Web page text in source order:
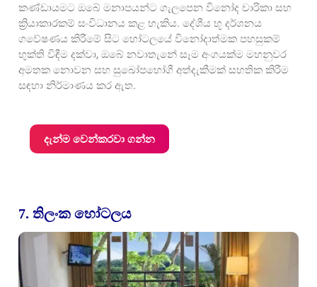
කණ්ඩායමට ඔබේ මනාපයන්ට ගැලපෙන විනෝද චාරිකා සහ
ක්‍රියාකාරකම් සංවිධානය කළ හැකිය. දේශීය භූ දර්ශනය
ගවේෂණය කිරීමේ සිට හෝටලයේ විනෝදාත්මක පහසුකම්
භුක්ති විඳීම දක්වා, ඔබේ නවාතැනේ සෑම අංගයක්ම මහනුවර
අමතක නොවන සහ සුඛෝපභෝගී අත්දැකීමක් සහතික කිරීම
සඳහා නිර්මාණය කර ඇත.
දැන්ම වෙන්කරවා ගන්න
7. තිලංක හෝටලය